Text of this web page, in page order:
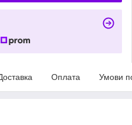
Оплата Умови